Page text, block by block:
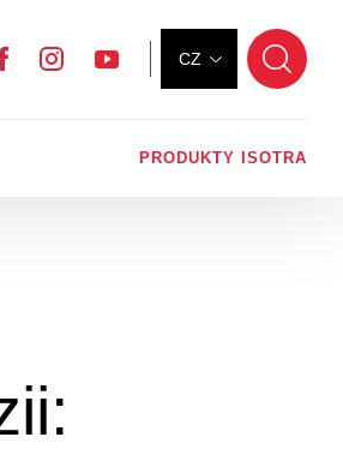
CZ
YouTube
Instagram
Facebook
PRODUKTY ISOTRA